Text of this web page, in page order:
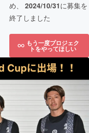
め、 2024/10/31に募集を
終了しました
もう一度プロジェク
トをやってほしい